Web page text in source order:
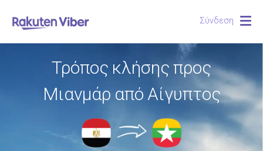
Σύνδεση
Τρόπος κλήσης προς
Μιανμάρ από Αίγυπτος